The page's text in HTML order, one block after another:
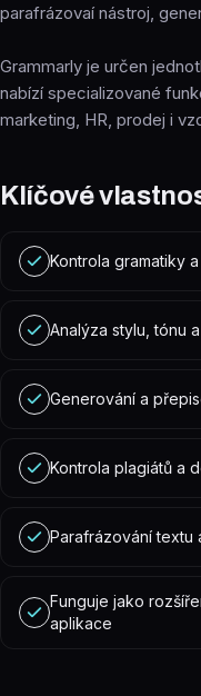
parafrázovaí nástroj,
Grammarly je určen
nabízí specializované
marketing, HR, prodej i
Klíčové
Kontrola gramatiky
Analýza stylu, tónu
Generování a
Kontrola plagiátů a
Parafrázování textu
Funguje jako
aplikace